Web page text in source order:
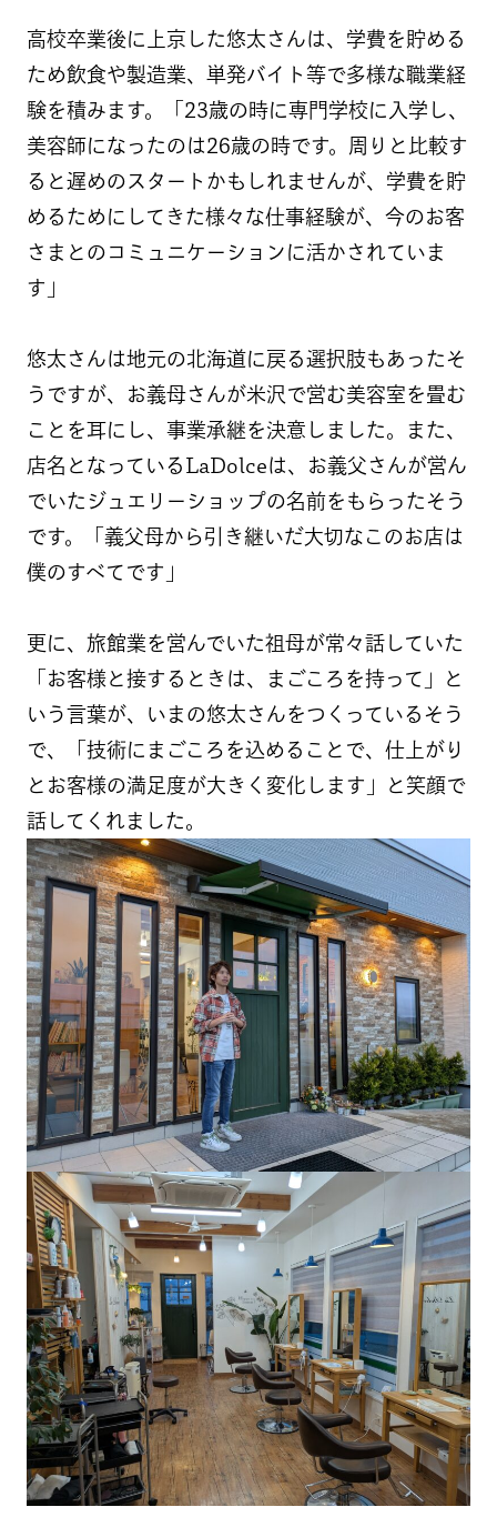
高校卒業後に上京した悠太さんは、学費を貯める
ため飲食や製造業、単発バイト等で多様な職業経
験を積みます。「23歳の時に専門学校に入学し、
美容師になったのは26歳の時です。周りと比較す
ると遅めのスタートかもしれませんが、学費を貯
めるためにしてきた様々な仕事経験が、今のお客
さまとのコミュニケーションに活かされていま
す」
悠太さんは地元の北海道に戻る選択肢もあったそ
うですが、お義母さんが米沢で営む美容室を畳む
ことを耳にし、事業承継を決意しました。また、
店名となっているLaDolceは、お義父さんが営ん
でいたジュエリーショップの名前をもらったそう
です。「義父母から引き継いだ大切なこのお店は
僕のすべてです」
更に、旅館業を営んでいた祖母が常々話していた
「お客様と接するときは、まごころを持って」と
いう言葉が、いまの悠太さんをつくっているそう
で、「技術にまごころを込めることで、仕上がり
とお客様の満足度が大きく変化します」と笑顔で
話してくれました。